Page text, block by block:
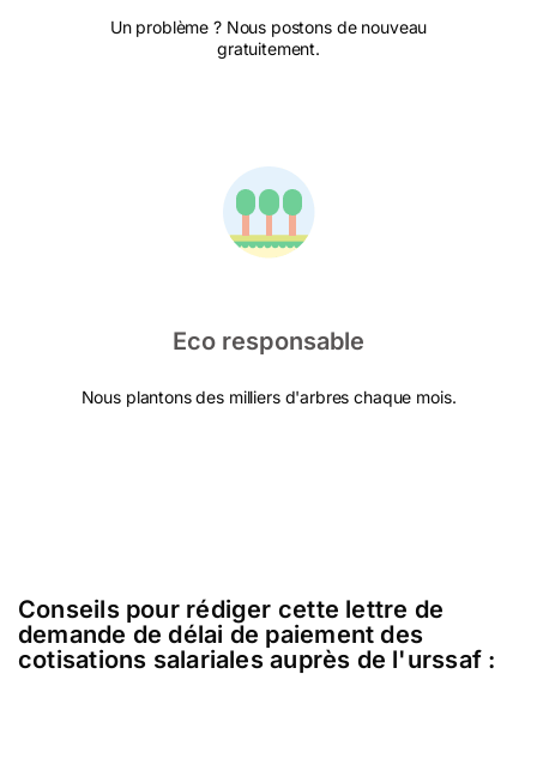
Un problème ? Nous postons de nouveau
gratuitement.
Eco responsable
Nous plantons des milliers d'arbres chaque mois.
Conseils pour rédiger cette lettre de
demande de délai de paiement des
cotisations salariales auprès de l'urssaf :